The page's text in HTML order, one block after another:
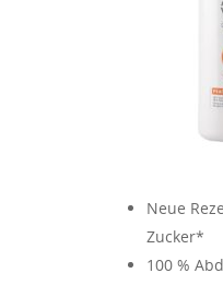
Neue
Zucker*
100 %